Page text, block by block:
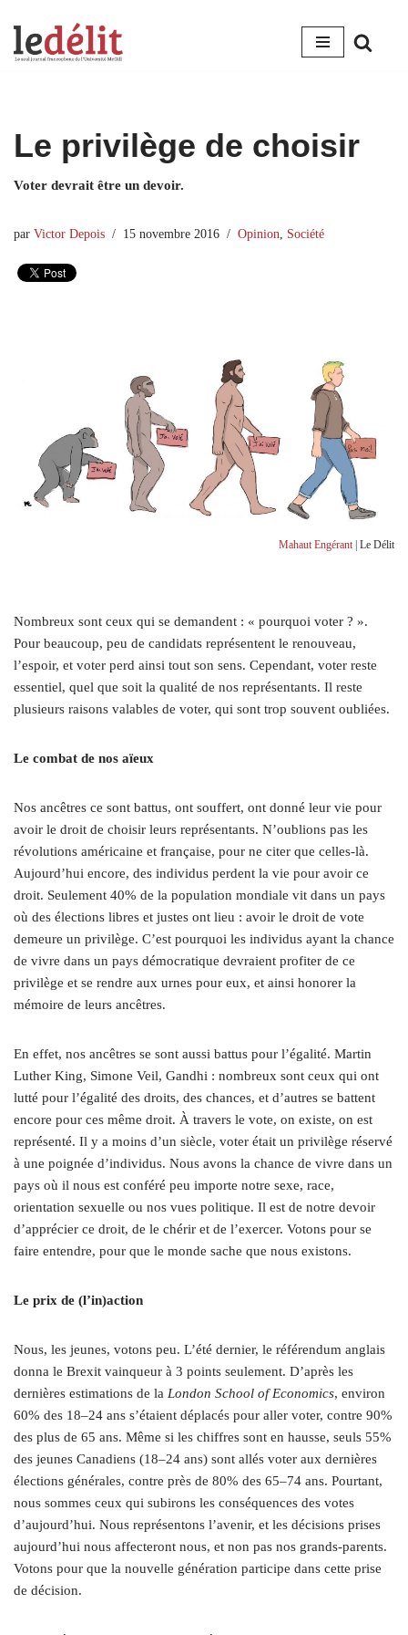
Aller
Le privilège de choisir
Voter devrait être un devoir.
par Victor Depois 15 novembre 2016 Opinion Société
Mahaut Engérant| Le Délit
Nombreux sont ceux qui se demandent : « pourquoi voter ? ».
Pour beaucoup, peu de candidats représentent le renouveau,
l’espoir, et voter perd ainsi tout son sens. Cependant, voter reste
essentiel, quel que soit la qualité de nos représentants. Il reste
plusieurs raisons valables de voter, qui sont trop souvent oubliées.
Le combat de nos aïeux
Nos ancêtres ce sont battus, ont souffert, ont donné leur vie pour
avoir le droit de choisir leurs représentants. N’oublions pas les
révolutions américaine et française, pour ne citer que celles-là.
Aujourd’hui encore, des individus perdent la vie pour avoir ce
droit. Seulement 40% de la population mondiale vit dans un pays
où des élections libres et justes ont lieu : avoir le droit de vote
demeure un privilège. C’est pourquoi les individus ayant la chance
de vivre dans un pays démocratique devraient profiter de ce
privilège et se rendre aux urnes pour eux, et ainsi honorer la
mémoire de leurs ancêtres.
En effet, nos ancêtres se sont aussi battus pour l’égalité. Martin
Luther King, Simone Veil, Gandhi : nombreux sont ceux qui ont
lutté pour l’égalité des droits, des chances, et d’autres se battent
encore pour ces même droit. À travers le vote, on existe, on est
représenté. Il y a moins d’un siècle, voter était un privilège réservé
à une poignée d’individus. Nous avons la chance de vivre dans un
pays où il nous est conféré peu importe notre sexe, race,
orientation sexuelle ou nos vues politique. Il est de notre devoir
d’apprécier ce droit, de le chérir et de l’exercer. Votons pour se
faire entendre, pour que le monde sache que nous existons.
Le prix de (l’in)action
Nous, les jeunes, votons peu. L’été dernier, le référendum anglais
donna le Brexit vainqueur à 3 points seulement. D’après les
dernières estimations de la London School of Economics, environ
60% des 18–24 ans s’étaient déplacés pour aller voter, contre 90%
des plus de 65 ans. Même si les chiffres sont en hausse, seuls 55%
des jeunes Canadiens (18–24 ans) sont allés voter aux dernières
élections générales, contre près de 80% des 65–74 ans. Pourtant,
nous sommes ceux qui subirons les conséquences des votes
d’aujourd’hui. Nous représentons l’avenir, et les décisions prises
aujourd’hui nous affecteront nous, et non pas nos grands-parents.
Votons pour que la nouvelle génération participe dans cette prise
de décision.